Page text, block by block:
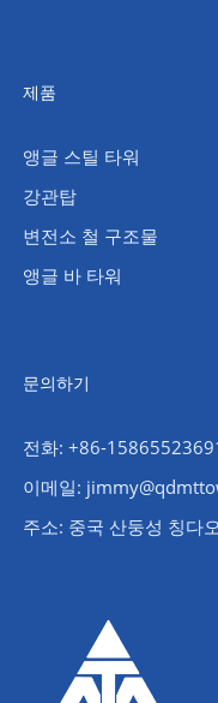
제품
앵글 스틸 타워
강관탑
변전소 철 구조물
앵글 바 타워
문의하기
전화: +86-
이메일:
주소: 중국 산둥성 칭다